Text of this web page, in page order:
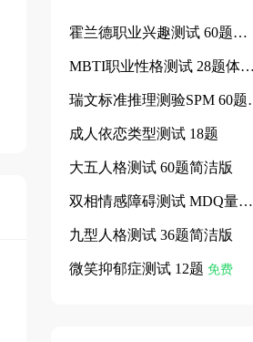
霍兰德职业兴趣测试 60题简洁版
MBTI职业性格测试 28题体验版
瑞文标准推理测验SPM 60题
成人依恋类型测试 18题
大五人格测试 60题简洁版
双相情感障碍测试 MDQ量表13题
九型人格测试 36题简洁版
微笑抑郁症测试 12题免费